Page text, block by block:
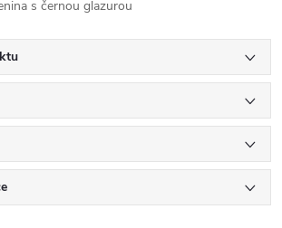
s černou glazurou